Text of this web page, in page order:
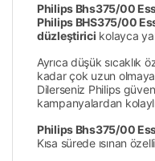
Philips Bhs375/00
Philips BHS375/00
düzleştirici kolayca
Ayrıca düşük sıcaklık
kadar çok uzun
Dilerseniz Philips
kampanyalardan
Philips Bhs375/00
Kısa sürede ısınan